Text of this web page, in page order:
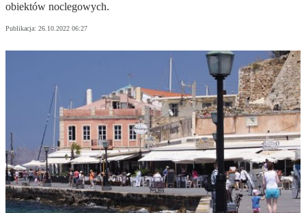
obiektów noclegowych.
Publikacja: 26.10.2022 06:27